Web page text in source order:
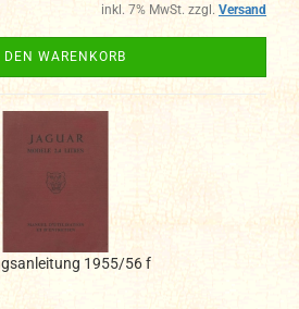
inkl. 7% MwSt. zzgl. Versand
DEN WARENKORB
1955/56 f